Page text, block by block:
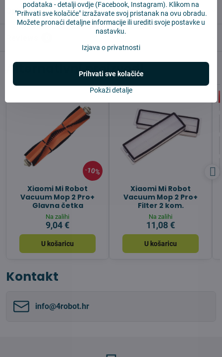
Opis
Alternativni proizvodi
10%
Xiaomi Mi Robot
Vacuum Mop 2 Pro+
Glavna četka
Na zalihi
9,04 €
U košaricu
Xiaomi Mi Robot
Vacuum Mop 2 Pro+
Filter 2 kom.
Na zalihi
11,08 €
U košaricu
Kontakt
info​@4robot​.hr
podataka -detalji ovdje (Facebook, Instagram). Klikom na
"Prihvati sve kolačiće" izražavate svoj pristanak na ovu obradu.
Možete pronaći detaljne informacije ili urediti svoje postavke u
nastavku.
Izjava o privatnosti
Pokaži detalje
Prihvati sve kolačiće